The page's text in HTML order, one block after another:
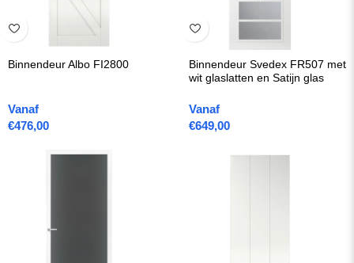
Binnendeur Albo FI2800
Vanaf
€476,00
Binnendeur Svedex FR507 met
wit glaslatten en Satijn glas
Vanaf
€649,00